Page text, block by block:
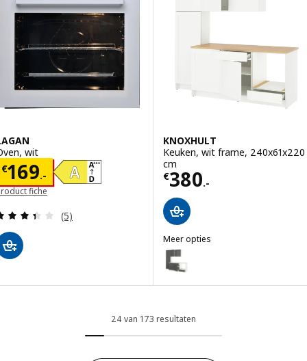
wit
€169.-
€ 169.-
fiche
Beoordeling: 3.4 van 5 sterren. Totaal
(5)
KNOXHULT
Keuken, wit frame, 240x61x220
cm
€380.-
Prijs € 380.-
Meer opties
KNOXHULT
Optie: KNOXHULT, Keuken,
Optie: KNOXHULT, Keuken,
24 van 173 resultaten